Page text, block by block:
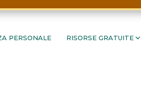
PERSONALE RISORSE GRATUITE